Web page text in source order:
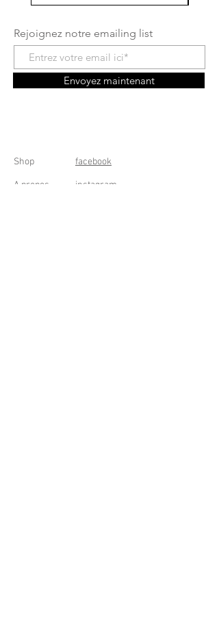
Rejoignez notre emailing list
Envoyez maintenant
Shop
A propos
facebook
instagram